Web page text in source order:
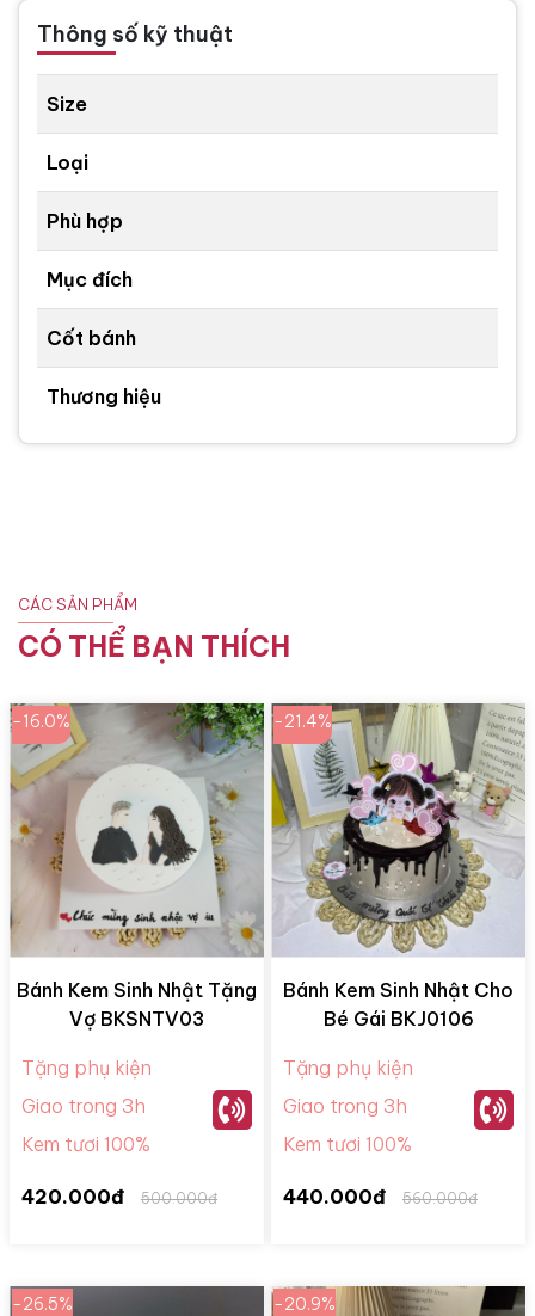
Thông số kỹ thuật
Size
Loại
Phù hợp
Mục đích
Cốt bánh
Thương hiệu
CÁC SẢN PHẨM
CÓ THỂ BẠN THÍCH
-16.0%
Bánh Kem Sinh Nhật Tặng
Vợ BKSNTV03
Tặng phụ kiện
Giao trong 3h
Kem tươi 100%
420.000đ 500.000đ
-21.4%
Bánh Kem Sinh Nhật Cho
Bé Gái BKJ0106
Tặng phụ kiện
Giao trong 3h
Kem tươi 100%
440.000đ 560.000đ
-26.5% -20.9%